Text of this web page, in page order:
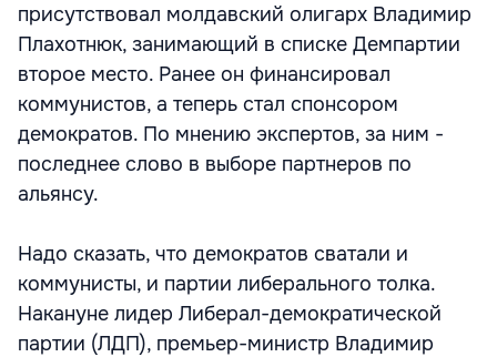
присутствовал молдавский олигарх Владимир
Плахотнюк, занимающий в списке Демпартии
второе место. Ранее он финансировал
коммунистов, а теперь стал спонсором
демократов. По мнению экспертов, за ним -
последнее слово в выборе партнеров по
альянсу.
Надо сказать, что демократов сватали и
коммунисты, и партии либерального толка.
Накануне лидер Либерал-демократической
партии (ЛДП), премьер-министр Владимир